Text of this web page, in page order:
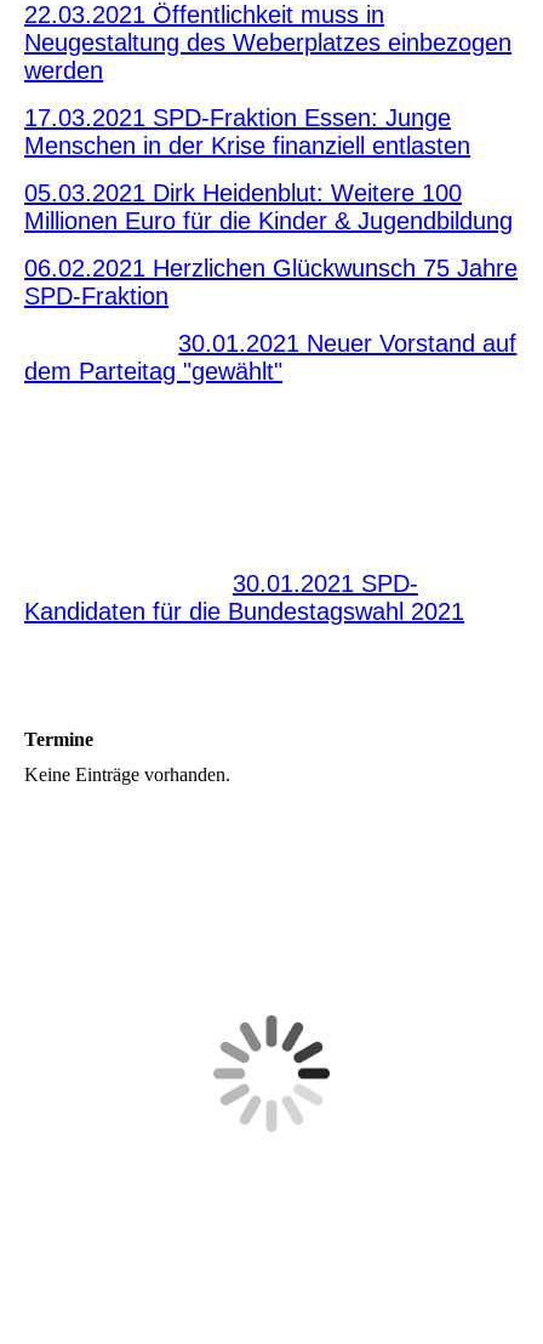
22.03.2021 Öffentlichkeit muss in
Neugestaltung des Weberplatzes einbezogen
werden
17.03.2021 SPD-Fraktion Essen: Junge
Menschen in der Krise finanziell entlasten
05.03.2021 Dirk Heidenblut: Weitere 100
Millionen Euro für die Kinder & Jugendbildung
06.02.2021 Herzlichen Glückwunsch 75 Jahre
SPD-Fraktion
30.01.2021 Neuer Vorstand auf
dem Parteitag "gewählt"
30.01.2021 SPD-
Kandidaten für die Bundestagswahl 2021
Termine
Keine Einträge vorhanden.